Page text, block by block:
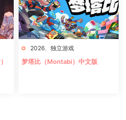
2026 独立游戏
梦塔比（Montabi）中文版